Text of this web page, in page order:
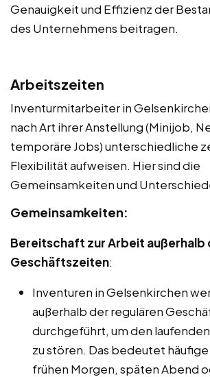
Genauigkeit und Effizienz der
des Unternehmens beitragen.
Arbeitszeiten
Inventurmitarbeiter in
nach Art ihrer Anstellung (Minijob,
temporäre Jobs) unterschiedliche
Flexibilität aufweisen. Hier sind die
Gemeinsamkeiten und
Gemeinsamkeiten:
Bereitschaft zur Arbeit außerhalb
Geschäftszeiten:
Inventuren in Gelsenkirchen
außerhalb der regulären
durchgeführt, um den
zu stören. Das bedeutet
frühen Morgen, späten Abend